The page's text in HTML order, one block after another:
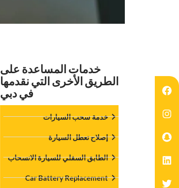
‏خدمات المساعدة على
الطريق الأخرى التي نقدمها
في دبي‏
‏خدمة سحب السيارات‏
‏إصلاح تعطل السيارة‏
‏الطابق السفلي للسيارة الانسحاب‏
Car Battery Replacement